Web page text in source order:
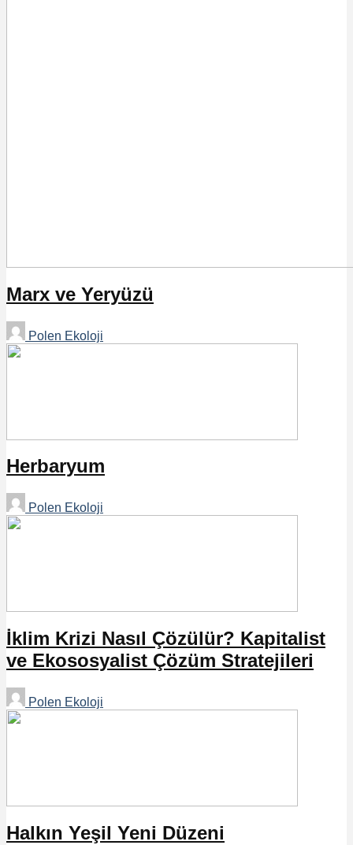
Marx ve Yeryüzü
Polen Ekoloji
Herbaryum
Polen Ekoloji
İklim Krizi Nasıl Çözülür? Kapitalist
ve Ekososyalist Çözüm Stratejileri
Polen Ekoloji
Halkın Yeşil Yeni Düzeni